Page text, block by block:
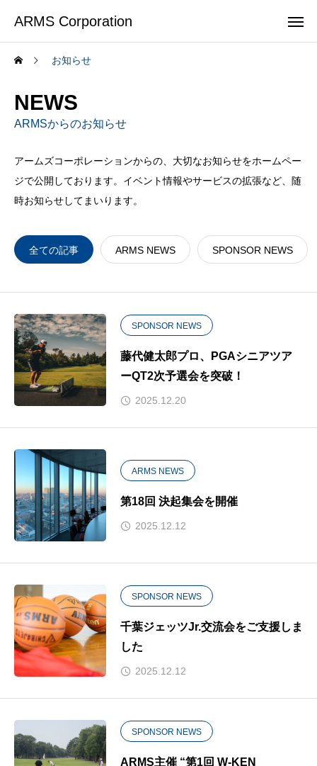
ARMS Corporation
お知らせ
NEWS
ARMSからのお知らせ
アームズコーポレーションからの、大切なお知らせをホームペー
ジで公開しております。イベント情報やサービスの拡張など、随
時お知らせしてまいります。
全ての記事 ARMS NEWS SPONSOR NEWS
SPONSOR NEWS
藤代健太郎プロ、PGAシニアツア
ーQT2次予選会を突破！
2025.12.20
ARMS NEWS
第18回 決起集会を開催
2025.12.12
SPONSOR NEWS
千葉ジェッツJr.交流会をご支援しま
した
2025.12.12
SPONSOR NEWS
ARMS主催 “第1回 W-KEN